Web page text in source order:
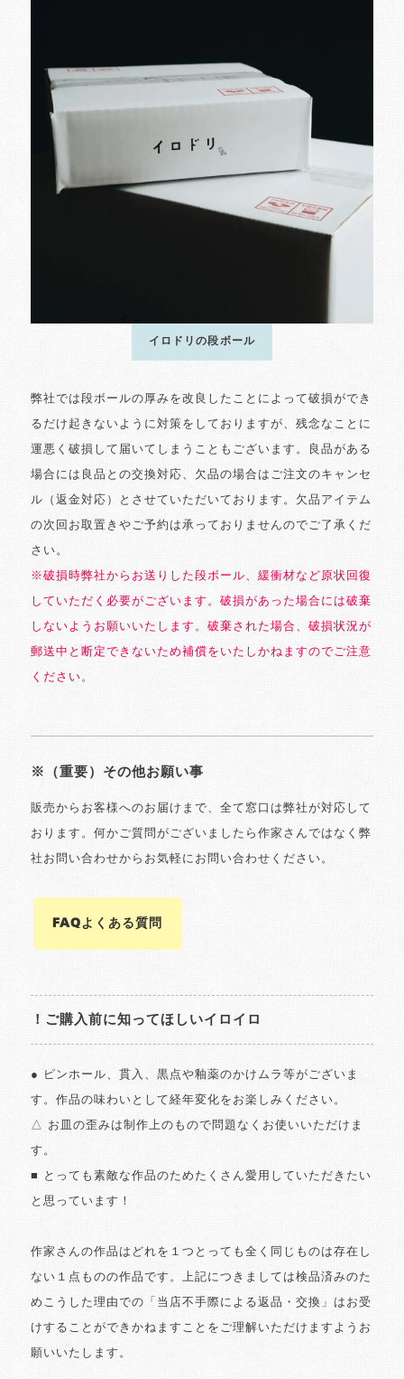
イロドリの段ボール
弊社では段ボールの厚みを改良したことによって破損ができ
るだけ起きないように対策をしておりますが、残念なことに
運悪く破損して届いてしまうこともございます。良品がある
場合には良品との交換対応、欠品の場合はご注文のキャンセ
ル（返金対応）とさせていただいております。欠品アイテム
の次回お取置きやご予約は承っておりませんのでご了承くだ
さい。
※破損時弊社からお送りした段ボール、緩衝材など原状回復
していただく必要がございます。破損があった場合には破棄
しないようお願いいたします。破棄された場合、破損状況が
郵送中と断定できないため補償をいたしかねますのでご注意
ください。
※（重要）その他お願い事
販売からお客様へのお届けまで、全て窓口は弊社が対応して
おります。何かご質問がございましたら作家さんではなく弊
社お問い合わせからお気軽にお問い合わせください。
FAQよくある質問
！ご購入前に知ってほしいイロイロ
● ピンホール、貫入、黒点や釉薬のかけムラ等がございま
す。作品の味わいとして経年変化をお楽しみください。
△ お皿の歪みは制作上のもので問題なくお使いいただけま
す。
■ とっても素敵な作品のためたくさん愛用していただきたい
と思っています！
作家さんの作品はどれを１つとっても全く同じものは存在し
ない１点ものの作品です。上記につきましては検品済みのた
めこうした理由での「当店不手際による返品・交換」はお受
けすることができかねますことをご理解いただけますようお
願いいたします。